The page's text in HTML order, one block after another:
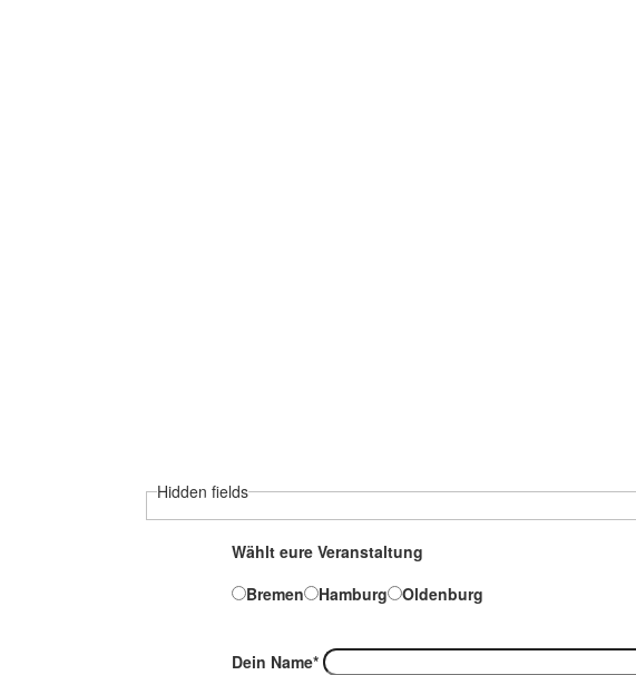
Hid­den fields
Wählt eure Ver­an­stal­tung
Bre­men
Ham­burg Olden­burg
Dein Name*